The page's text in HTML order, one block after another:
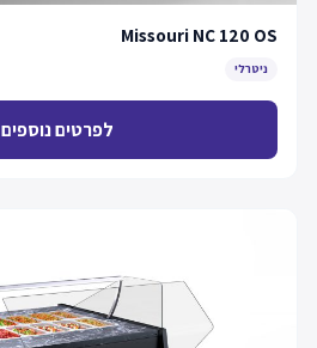
Missouri NC 120 OS
ניטרלי
לפרטים נוספים